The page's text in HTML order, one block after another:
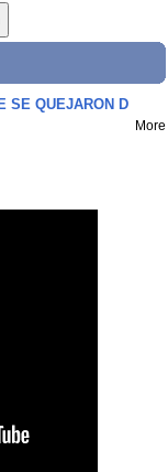
SE QUEJARON D
More